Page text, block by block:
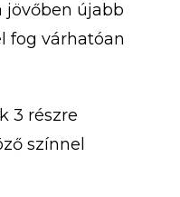
jövőben újabb
fog várhatóan
3 részre
színnel